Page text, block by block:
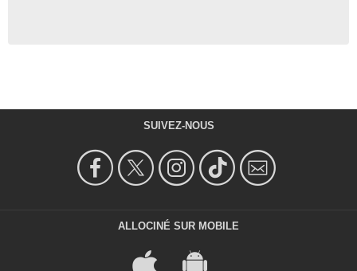
SUIVEZ-NOUS
ALLOCINÉ SUR MOBILE